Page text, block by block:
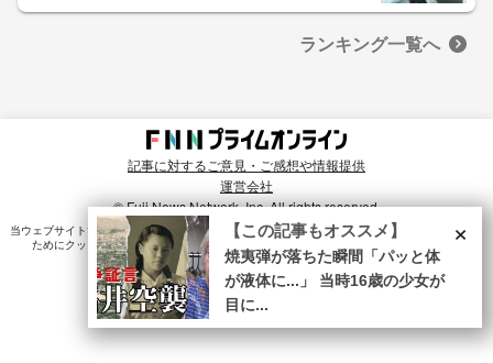
ランキング一覧へ
記事に対するご意見・ご感想や情報提供
運営会社
© Fuji News Network, Inc. All rights reserved.
当ウェブサイトでは、ユーザのニーズ・興味・関⼼に合致したコンテンツや広告配信を提供する
ためにクッキーを使⽤しています。詳細は、
プライバシーポリシー をご確認ください。×
【この記事もオススメ】
焼夷弾が落ちた瞬間「パッと体
が液体に...」 当時16歳の少女が
目に...